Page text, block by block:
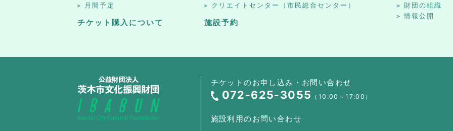
月間予定
チケット購入について
クリエイトセンター（市民総合センター）
施設予約
財団の組織
情報公開
チケットのお申し込み・お問い合わせ
072-625-3055 （10:00～17:00）
施設利用のお問い合わせ